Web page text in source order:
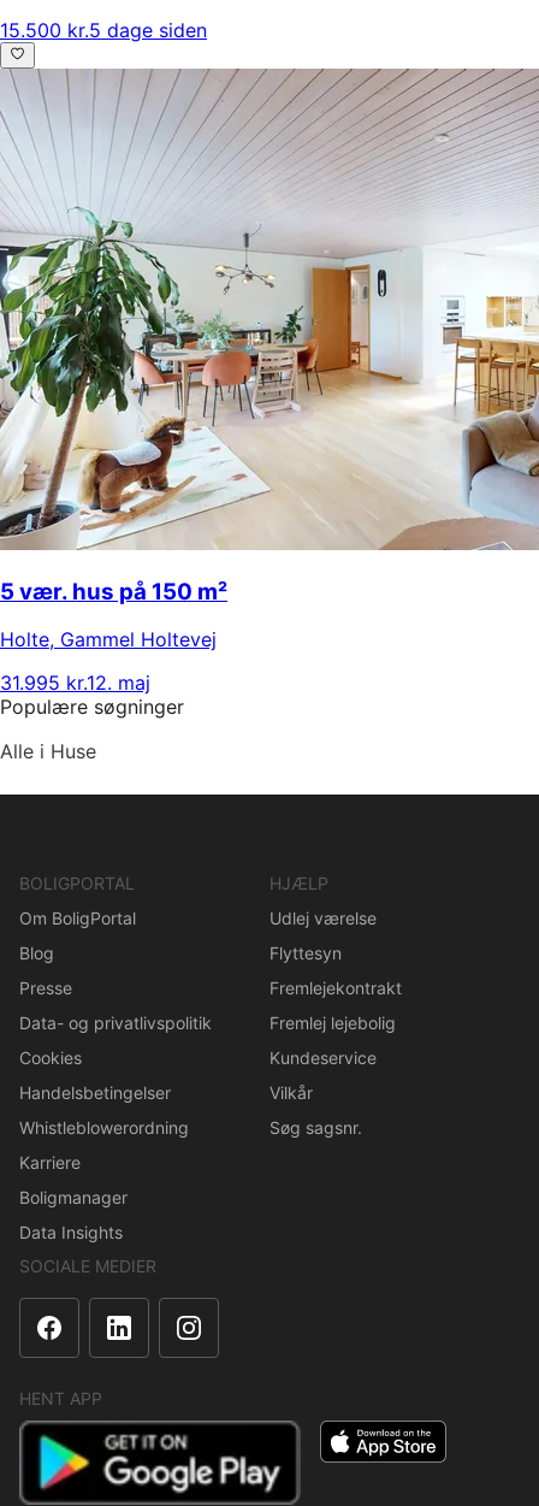
15.500 kr.5 dage siden
5 vær. hus på 150 m²
Holte, Gammel Holtevej
31.995 kr.12. maj
Populære søgninger
Alle i Huse
BOLIGPORTAL
Om BoligPortal
Blog
Presse
Data- og privatlivspolitik
Cookies
Handelsbetingelser
Whistleblowerordning
Karriere
Boligmanager
Data Insights
HJÆLP
Udlej værelse
Flyttesyn
Fremlejekontrakt
Fremlej lejebolig
Kundeservice
Vilkår
Søg sagsnr.
SOCIALE MEDIER
HENT APP